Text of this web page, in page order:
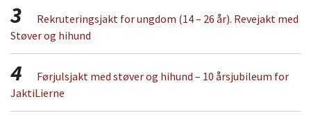
3
Rekruteringsjakt for ungdom (14 – 26 år). Revejakt med
Støver og hihund
4
Førjulsjakt med støver og hihund – 10 årsjubileum for
JaktiLierne